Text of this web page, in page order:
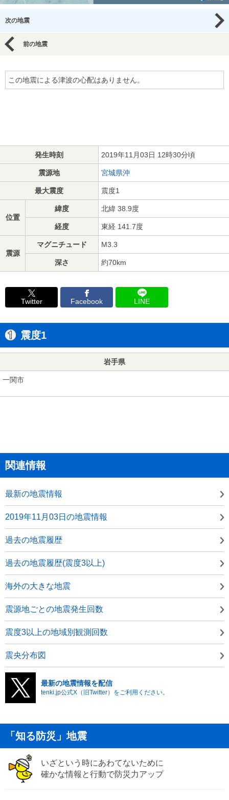
次の地震
前の地震
この地震による津波の心配はありません。
発生時刻 2019年11月03日 12時30分頃
震源地 宮城県沖
最大震度 震度1
位置
緯度 北緯 38.9度
経度 東経 141.7度
震源
マグニチュード M3.3
深さ 約70km
Twitter Facebook LINE
震度1
岩手県
一関市
関連情報
最新の地震情報
2019年11月03日の地震情報
過去の地震履歴
過去の地震履歴(震度3以上)
海外の大きな地震
震源地ごとの地震発生回数
震度3以上の地域別観測回数
震央分布図
最新の地震情報を配信
tenki.jp公式X（旧Twitter）をご利用ください。
「知る防災」地震
いざという時にあわてないために
確かな情報と行動で防災力アップ